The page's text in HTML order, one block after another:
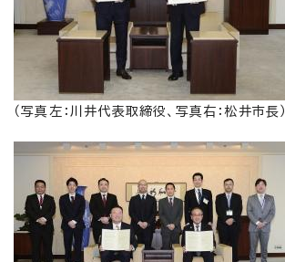
（写真左：川井代表取締役、写真右：松井市長）